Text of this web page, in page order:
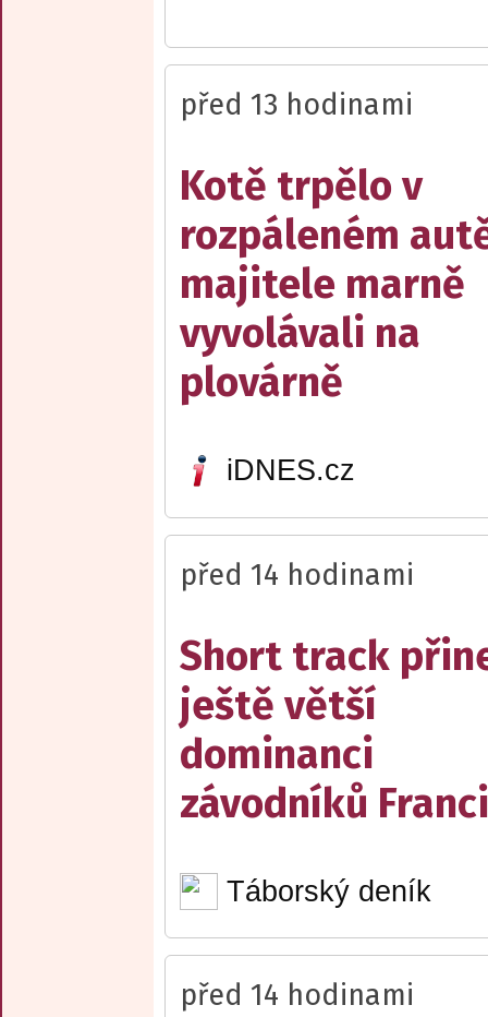
před 13 hodinami
Kotě trpělo v
rozpáleném
majitele marně
vyvolávali na
plovárně
iDNES.cz
před 14 hodinami
Short track
ještě větší
dominanci
závodníků
Táborský deník
před 14 hodinami